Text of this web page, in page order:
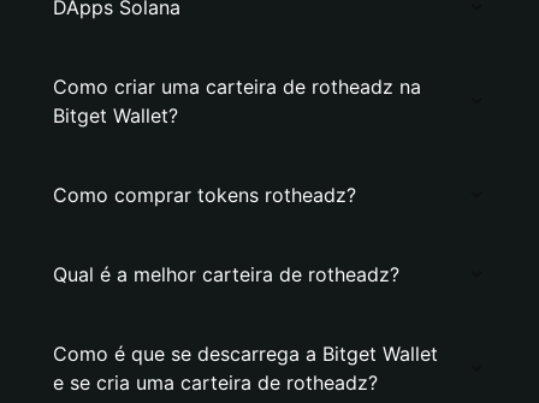
DApps Solana
Como criar uma carteira de rotheadz na
Bitget Wallet?
Como comprar tokens rotheadz?
Qual é a melhor carteira de rotheadz?
Como é que se descarrega a Bitget Wallet
e se cria uma carteira de rotheadz?